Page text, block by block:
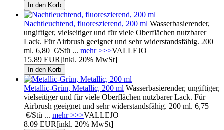
Nachtleuchtend, fluoreszierend, 200 ml Wasserbasierender,
ungiftiger, vielseitiger und für viele Oberflächen nutzbarer
Lack. Für Airbrush geeignet und sehr widerstandsfähig. 200
ml. 6,80 €/Stü ... mehr >>>VALLEJO
15.89 EUR[inkl. 20% MwSt]
Metallic-Grün, Metallic, 200 ml Wasserbasierender, ungiftiger,
vielseitiger und für viele Oberflächen nutzbarer Lack. Für
Airbrush geeignet und sehr widerstandsfähig. 200 ml. 6,75
€/Stü ... mehr >>>VALLEJO
8.09 EUR[inkl. 20% MwSt]